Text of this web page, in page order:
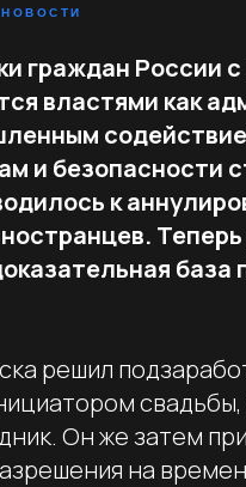
НОВОСТИ
граждан России
властями как
и безопасности
к
решил
свадьбы,
Он же затем
на